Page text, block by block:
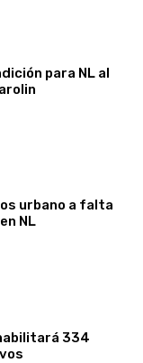
para NL al
urbano a falta
NL
334